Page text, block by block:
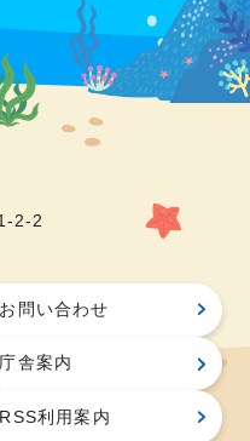
2-2
お問い合わせ
庁舎案内
RSS利用案内